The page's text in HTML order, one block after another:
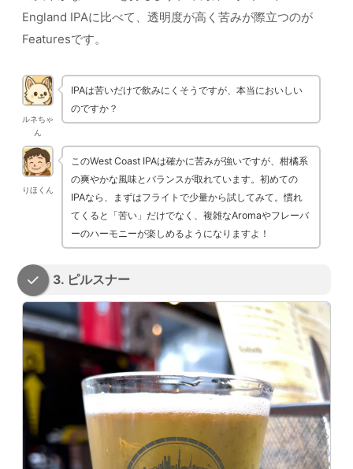
England IPAに比べて、透明度が高く苦みが際立つのが
Featuresです。
ルネちゃ
ん
IPAは苦いだけで飲みにくそうですが、本当においしい
のですか？
りほくん
このWest Coast IPAは確かに苦みが強いですが、柑橘系
の爽やかな風味とバランスが取れています。初めての
IPAなら、まずはフライトで少量から試してみて。慣れ
てくると「苦い」だけでなく、複雑なAromaやフレーバ
ーのハーモニーが楽しめるようになりますよ！
3. ピルスナー